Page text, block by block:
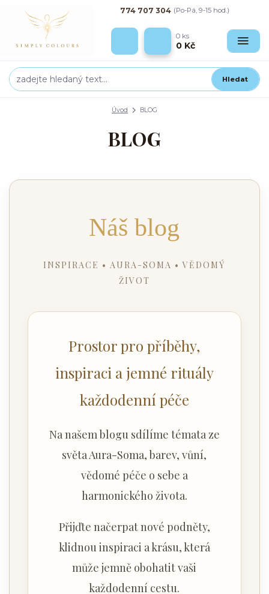
Hledat
774 707 304 (Po-Pá, 9-15 hod.)
0 ks
0 Kč
Úvod BLOG
BLOG
Náš blog
INSPIRACE • AURA-SOMA • VĚDOMÝ
ŽIVOT
Prostor pro příběhy,
inspiraci a jemné rituály
každodenní péče
Na našem blogu sdílíme témata ze
světa Aura-Soma, barev, vůní,
vědomé péče o sebe a
harmonického života.
Přijďte načerpat nové podněty,
klidnou inspiraci a krásu, která
může jemně obohatit vaši
každodenní cestu.